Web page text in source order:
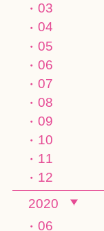
03
04
05
06
07
08
09
10
11
12
2020
06